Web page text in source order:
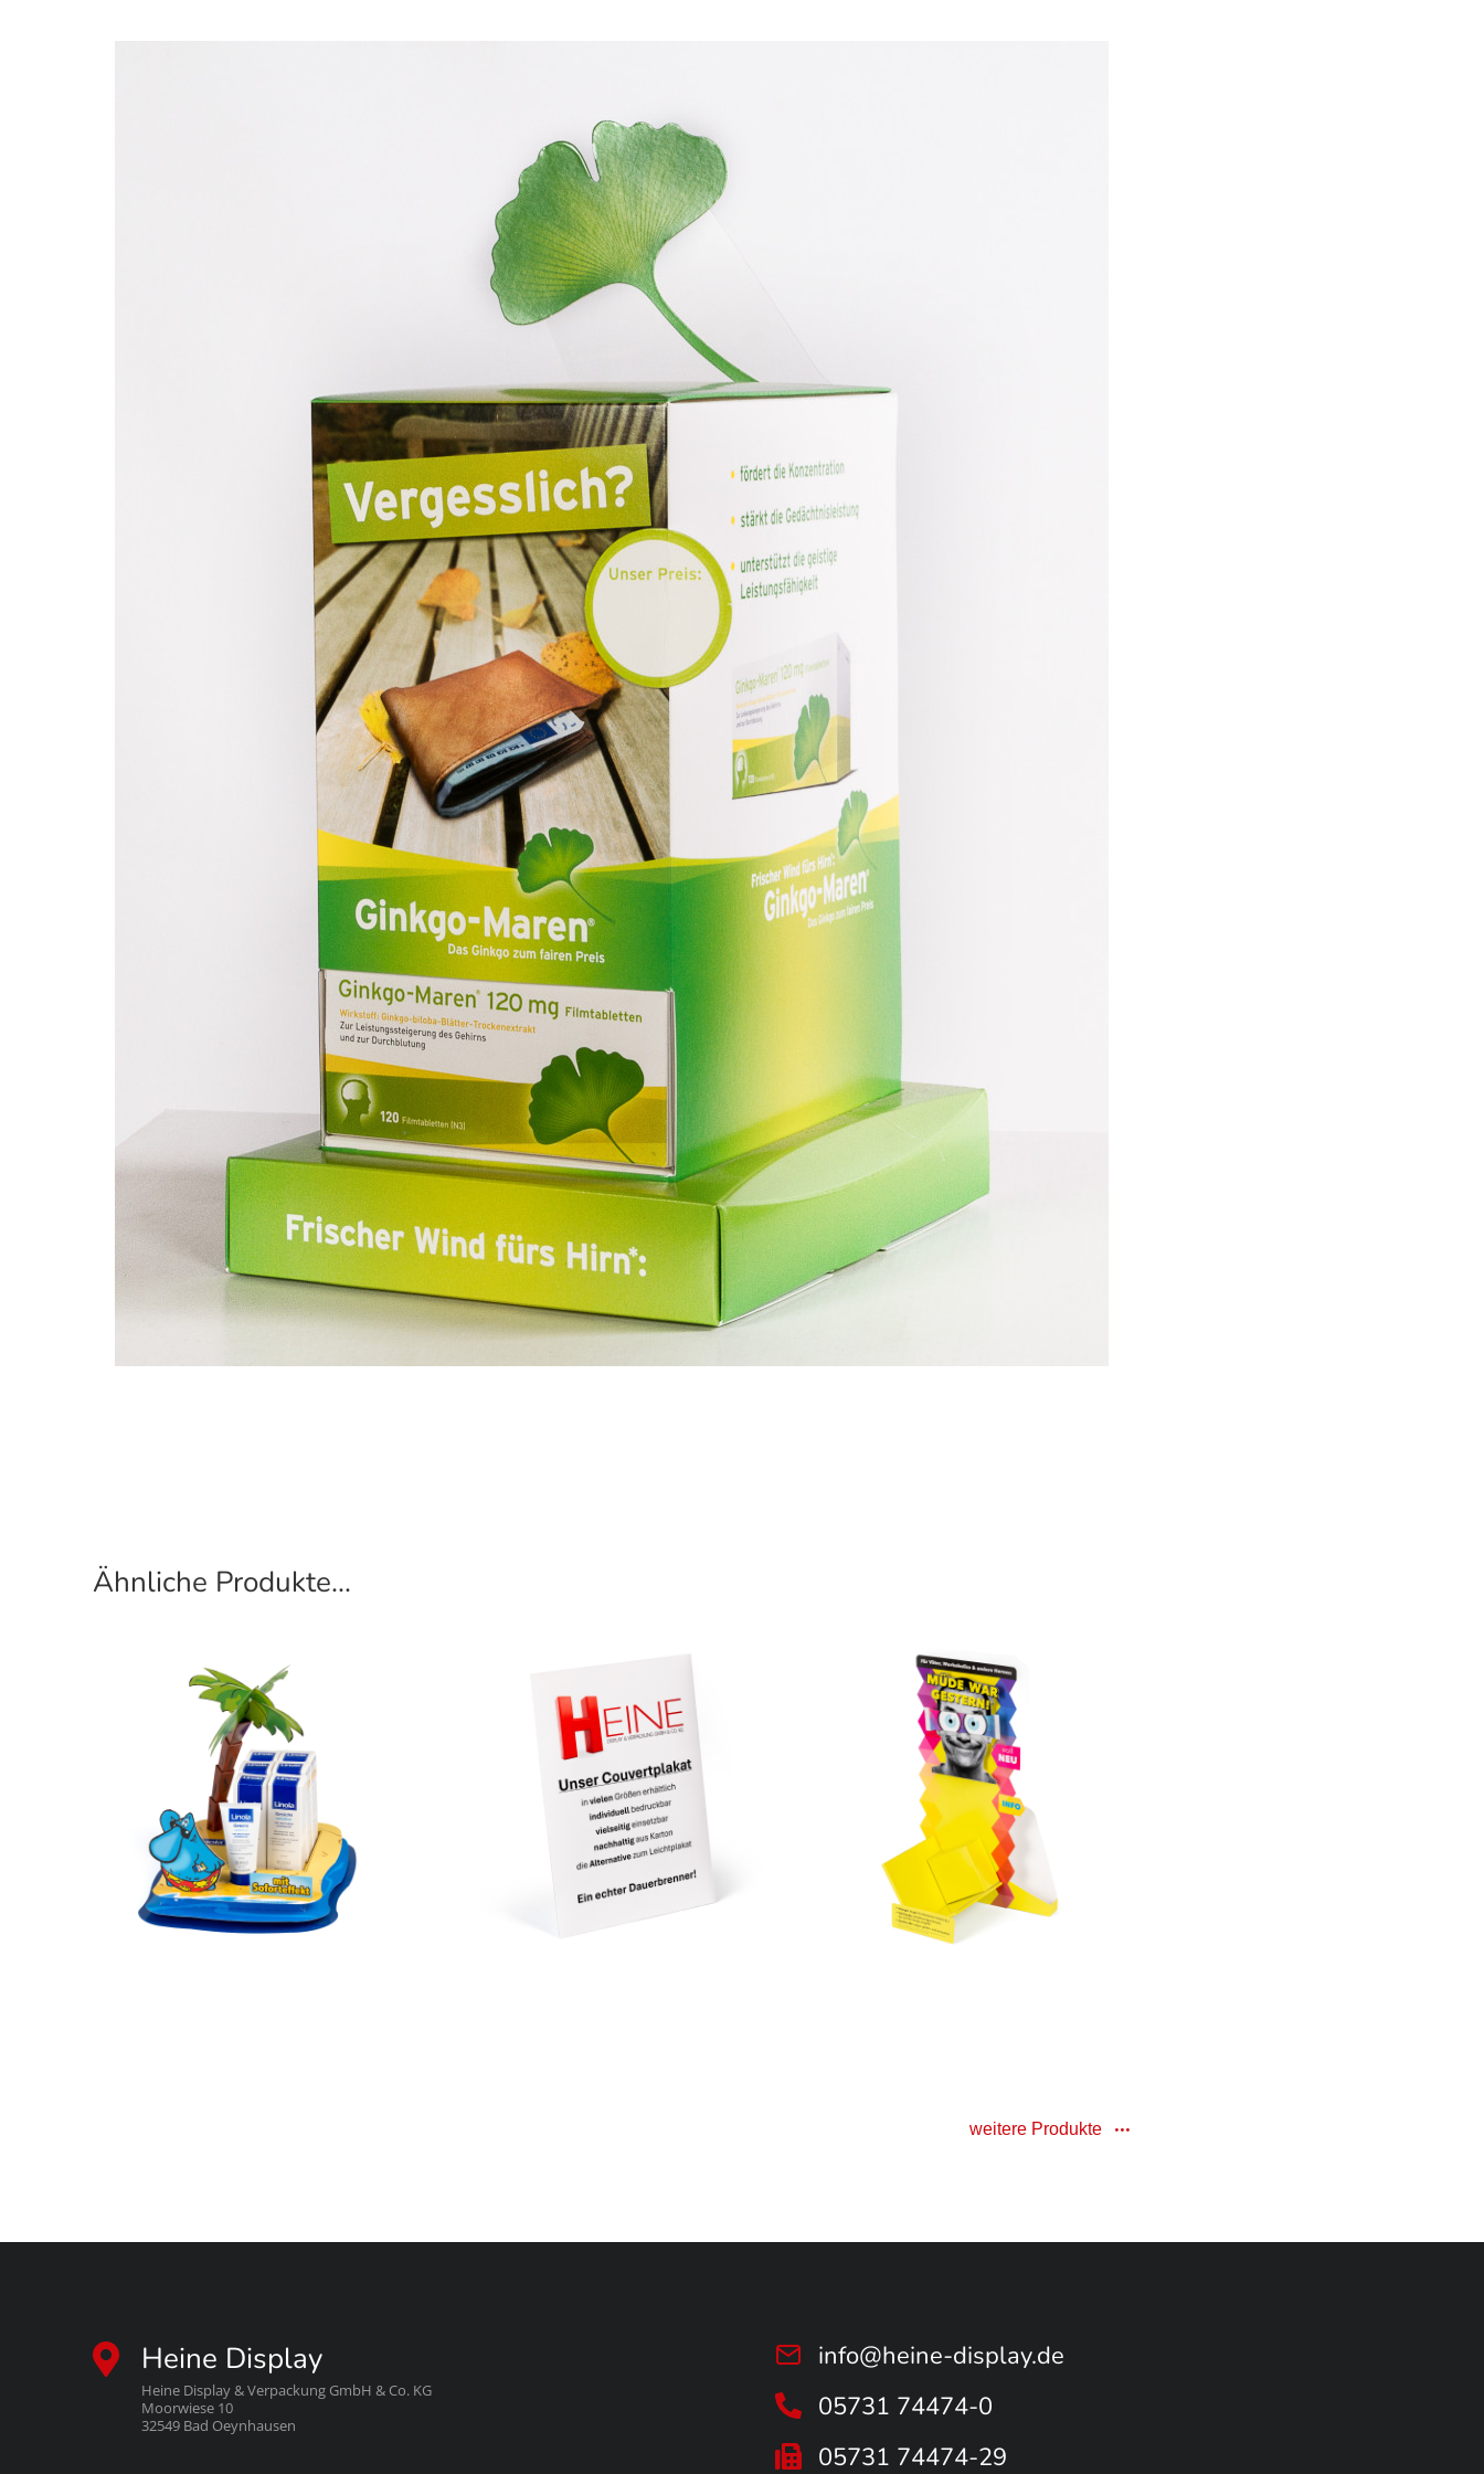
Ähnliche Produkte...
weitere Produkte
Heine Display
Heine Display & Verpackung GmbH & Co. KG
Moorwiese 10
32549 Bad Oeynhausen
info@heine-display.de
05731 74474-0
05731 74474-29